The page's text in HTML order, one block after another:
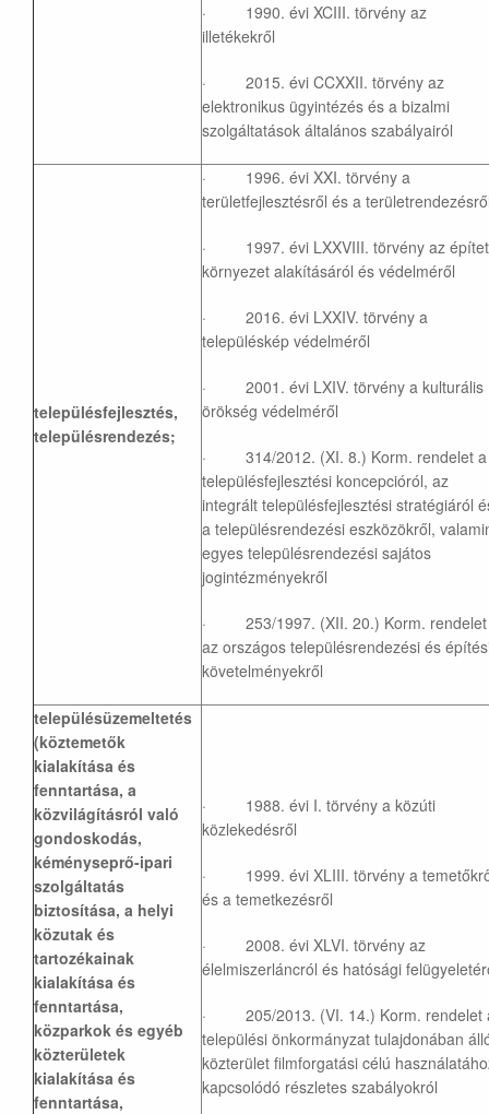
· 1990. évi XCIII. törvény az
illetékekről
· 2015. évi CCXXII. törvény az
elektronikus ügyintézés és a bizalmi
szolgáltatások általános szabályairól
településfejlesztés,
településrendezés;
· 1996. évi XXI. törvény a
területfejlesztésről és a
· 1997. évi LXXVIII. törvény az
környezet alakításáról és védelméről
· 2016. évi LXXIV. törvény a
településkép védelméről
· 2001. évi LXIV. törvény a kulturális
örökség védelméről
· 314/2012. (XI. 8.) Korm. rendelet a
településfejlesztési koncepcióról, az
integrált településfejlesztési stratégiáról
a településrendezési eszközökről,
egyes településrendezési sajátos
jogintézményekről
· 253/1997. (XII. 20.) Korm. rendelet
az országos településrendezési és
követelményekről
településüzemeltetés
(köztemetők
kialakítása és
fenntartása, a
közvilágításról való
gondoskodás,
kéményseprő-ipari
szolgáltatás
biztosítása, a helyi
közutak és
tartozékainak
kialakítása és
fenntartása,
közparkok és egyéb
közterületek
kialakítása és
fenntartása,
· 1988. évi I. törvény a közúti
közlekedésről
· 1999. évi XLIII. törvény a
és a temetkezésről
· 2008. évi XLVI. törvény az
élelmiszerláncról és hatósági
· 205/2013. (VI. 14.) Korm. rendelet
települési önkormányzat tulajdonában
közterület filmforgatási célú
kapcsolódó részletes szabályokról